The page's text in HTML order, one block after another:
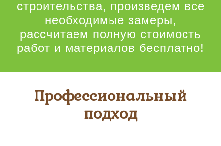
строительства, произведем все
необходимые замеры,
рассчитаем полную стоимость
работ и материалов бесплатно!
Профессиональный
подход